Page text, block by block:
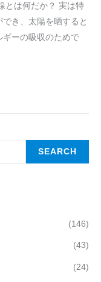
とは何だか？ 実は特
き、太陽を晒すると
ーの吸収のためで
SEARCH
(146)
(43)
(24)